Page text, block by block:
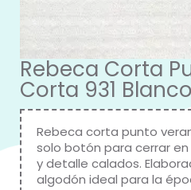
Rebeca Corta
Corta 931 Blanco
Rebeca corta punto
solo botón para cerrar
y detalle calados.
algodón ideal para la